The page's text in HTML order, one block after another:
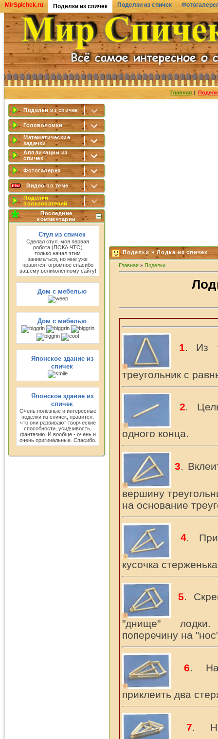
MirSpichek.ru Поделки из спичек Поделки из спичек
Главная |
Поделки из спичек
Головоломки
Математические
задачки
Аппликации из
спичек
Фотогалерея
Видео по теме
Поделки
пользователей
Последние
комментарии
Стул из спичек
Сделал стул, моя первая
робота (ПОКА ЧТО)
только начал этим
заниматься, но мне уже
нравится, огромное спасибо
вашему великолепному сайту!
Дом с мебелью
Дом с мебелью
Японское здание из
спичек
Японское здание из
спичек
Очень полезные и интересные
поделки из спичек, нравится,
что они развивают творческие
способности, усидчивость,
фантазию. И вообще - очень и
очень оригинальные. Спасибо.
Поделки » Лодка из спичек
Главная » Поделки
1. Из
треугольник с
2.
одного конца.
3.
вершину
на основание
4 .
кусочка
5.
"днище" лодки.
поперечину на
6. На
приклеить два
7.